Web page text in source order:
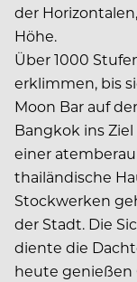
der
Höhe.
Über 1000
erklimmen, bis
Moon Bar auf
Bangkok ins
einer
thailändische
Stockwerken
der Stadt. Die
diente die
heute genießen